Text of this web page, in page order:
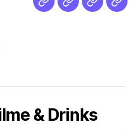
NetzMedien
& Drinks